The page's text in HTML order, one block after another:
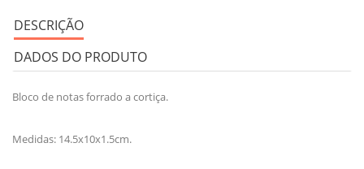
DESCRIÇÃO
DADOS DO PRODUTO
Bloco de notas forrado a cortiça.
Medidas: 14.5x10x1.5cm.